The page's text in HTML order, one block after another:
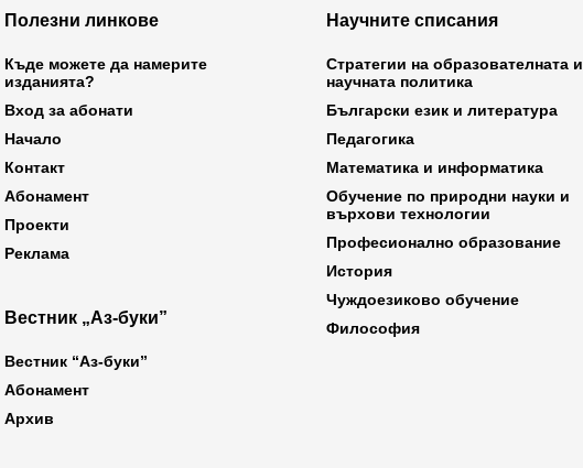
Полезни линкове
Къде можете да намерите
изданията?
Вход за абонати
Начало
Контакт
Абонамент
Проекти
Реклама
Вестник „Аз-буки”
Вестник “Аз-буки”
Абонамент
Архив
Научните списания
Стратегии на образователната и
научната политика
Български език и литература
Педагогика
Математика и информатика
Обучение по природни науки и
върхови технологии
Професионално образование
История
Чуждоезиково обучение
Философия